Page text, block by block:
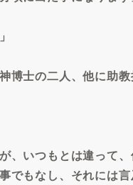
博士の二人、他に助
、いつもとは違って
もなし、それには言